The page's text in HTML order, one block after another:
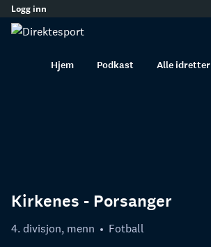
innhold
Logg inn
Hjem Podkast Alle idretter
Kirkenes - Porsanger
4. divisjon, menn Fotball